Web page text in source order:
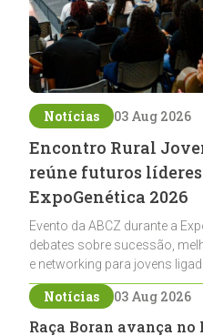
Notícias 03 Aug 2026
Encontro Rural
reúne futuros
ExpoGenética 2026
Evento da ABCZ durante a
debates sobre sucessão,
e networking para jovens
Notícias 03 Aug 2026
Raça Boran avança